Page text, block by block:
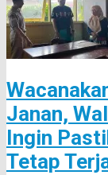
Janan,
Ingin
Tetap